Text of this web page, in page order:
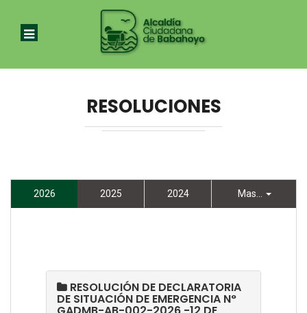
RESOLUCIONES
2026 2025 2024 Mas...
RESOLUCIÓN DE DECLARATORIA
DE SITUACIÓN DE EMERGENCIA N°